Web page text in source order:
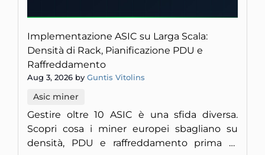
Implementazione ASIC su Larga Scala:
Densità di Rack, Pianificazione PDU e
Raffreddamento
Aug 3, 2026 by Guntis Vitolins
Asic miner
Gestire oltre 10 ASIC è una sfida diversa.
Scopri cosa i miner europei sbagliano su
densità, PDU e raffreddamento prima di